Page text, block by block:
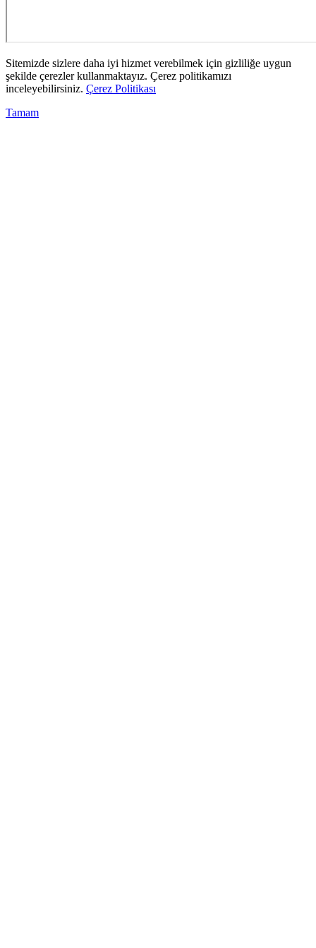
Sitemizde sizlere daha iyi hizmet verebilmek için gizliliğe uygun
şekilde çerezler kullanmaktayız. Çerez politikamızı
inceleyebilirsiniz. Çerez Politikası
Tamam